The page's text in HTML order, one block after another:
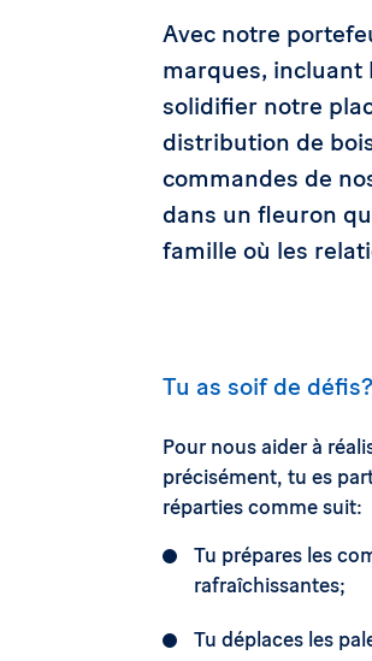
Avec notre
marques, incluant
solidifier notre
distribution de
commandes de
dans un fleuron
famille où les
Tu as soif de
Pour nous aider à
précisément, tu es
réparties comme suit:
Tu prépares les
rafraîchissantes;
Tu déplaces les